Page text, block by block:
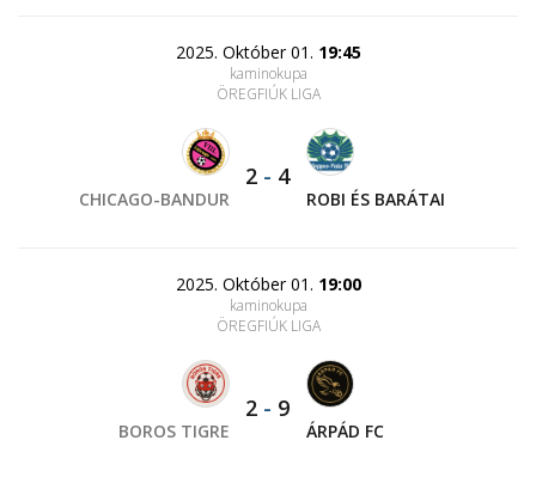
2025. Október 01. 19:45
kaminokupa
ÖREGFIÚK LIGA
CHICAGO-BANDUR
2 - 4
ROBI ÉS BARÁTAI
2025. Október 01. 19:00
kaminokupa
ÖREGFIÚK LIGA
BOROS TIGRE
2 - 9
ÁRPÁD FC